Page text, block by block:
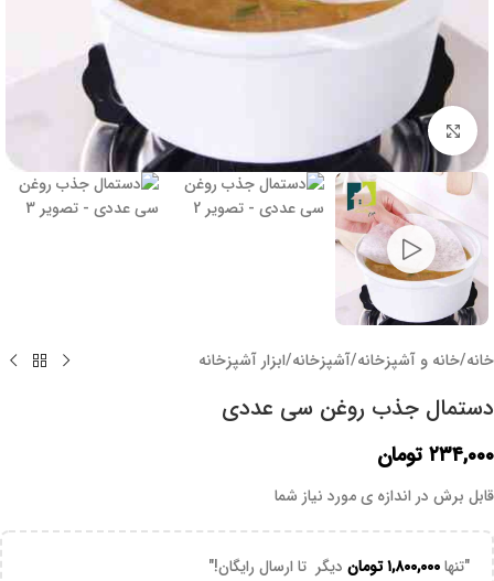
برای بزرگنمایی کلیک کنید
خانه/خانه و آشپزخانه/آشپزخانه/ابزار آشپزخانه
دستمال جذب روغن سی عددی
۲۳۴,۰۰۰ تومان
قابل برش در اندازه ی مورد نیاز شما
"تنها۱,۸۰۰,۰۰۰تومان دیگر تا ارسال رایگان!"